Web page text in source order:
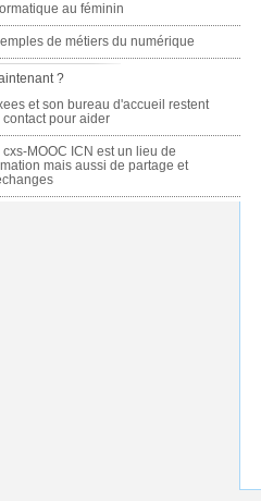
au féminin
de métiers du numérique
?
et son bureau d'accueil restent
contact pour aider
cxs-MOOC ICN est un lieu de
mais aussi de partage et